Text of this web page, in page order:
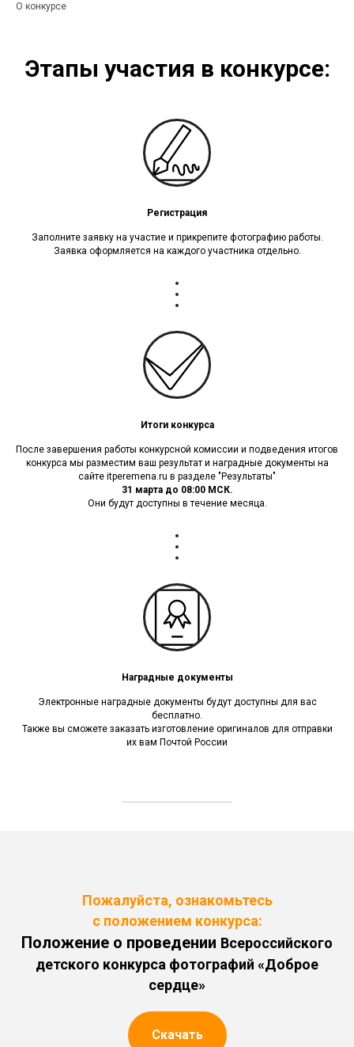
О конкурсе
Этапы участия в конкурсе:
Регистрация
Заполните заявку на участие и прикрепите фотографию работы.
Заявка оформляется на каждого участника отдельно.
Итоги конкурса
После завершения работы конкурсной комиссии и подведения итогов
конкурса мы разместим ваш результат и наградные документы на
сайте itperemena.ru в разделе "Результаты"
31 марта до 08:00 МСК.
Они будут доступны в течение месяца.
Наградные документы
Электронные наградные документы будут доступны для вас
бесплатно.
Также вы cможете заказать изготовление оригиналов для отправки
их вам Почтой России
Пожалуйста, ознакомьтесь
с положением конкурса:
Положение о проведении Всероссийского
детского конкурса фотографий «Доброе
сердце»
Скачать